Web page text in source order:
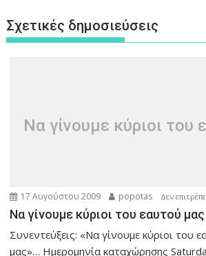
Σχετικές δημοσιεύσεις
Να γίνουμε κύριοι του
17 Αυγούστου 2009 popotas Δεν
Να γίνουμε κύριοι του εαυτού μας
Συνεντεύξεις: «Να γίνουμε κύριοι του
μας»… Ημερομηνία καταχώρησης